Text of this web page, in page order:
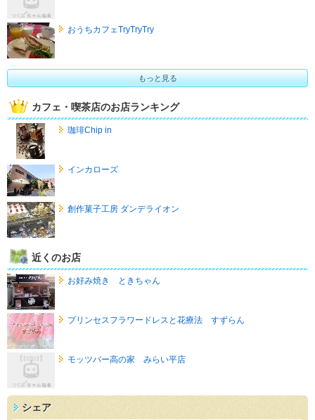
おうちカフェTryTryTry
もっと見る
カフェ・喫茶店のお店ランキング
珈琲Chip in
インカローズ
創作菓子工房 ダンデライオン
近くのお店
お好み焼き ときちゃん
プリンセスフラワードレスと花療法 すずらん
モッツバー高の家 みらい平店
シェア